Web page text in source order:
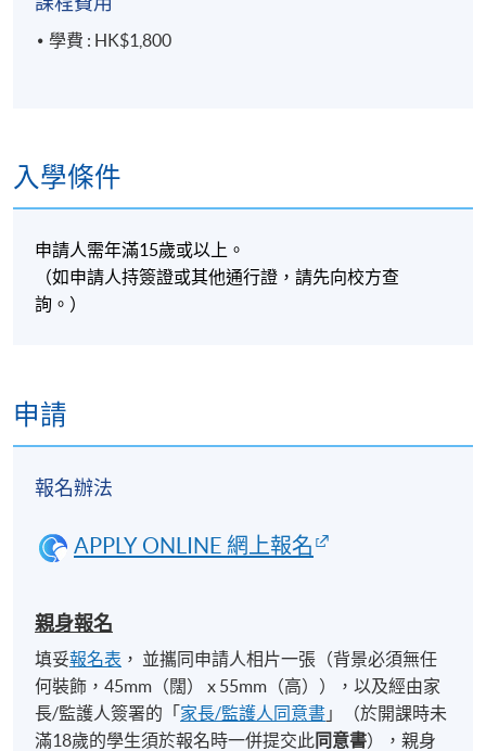
學費 : HK$1,800
入學條件
申請人需年滿15歲或以上。
（如申請人持簽證或其他通行證，請先向校方查
詢。）
申請
報名辦法
APPLY ONLINE 網上報名
親身報名
填妥報名表 ， 並攜同申請人相片一張（背景必須無任
何裝飾，45mm（闊） x 55mm（高）），以及經由家
長/監護人簽署的「 家長/監護人同意書 」（於開課時未
滿18歲的學生須於報名時一併提交此同意書），親身